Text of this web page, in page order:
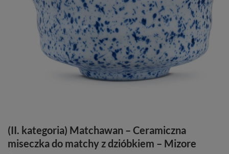
(II. kategoria) Matchawan – Ceramiczna
miseczka do matchy z dzióbkiem – Mizore